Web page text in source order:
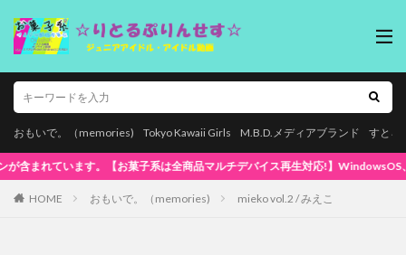
おもいで。（memories) Tokyo Kawaii Girls M.B.D.メディアブランド すとろ
!】WindowsOS、Mac、スマホ(iPhone / Android)、タブレットで再生できま
HOME おもいで。（memories) mieko vol.2 / みえこ